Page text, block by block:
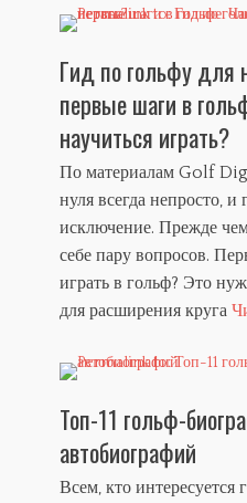
Гид по гольфу для
первые шаги в
научиться играть?
По материалам Golf
нуля всегда непросто,
исключение. Прежде
себе пару вопросов.
играть в гольф? Это
для расширения круга
Топ-11 гольф-
автобиографий
Всем, кто интересуется